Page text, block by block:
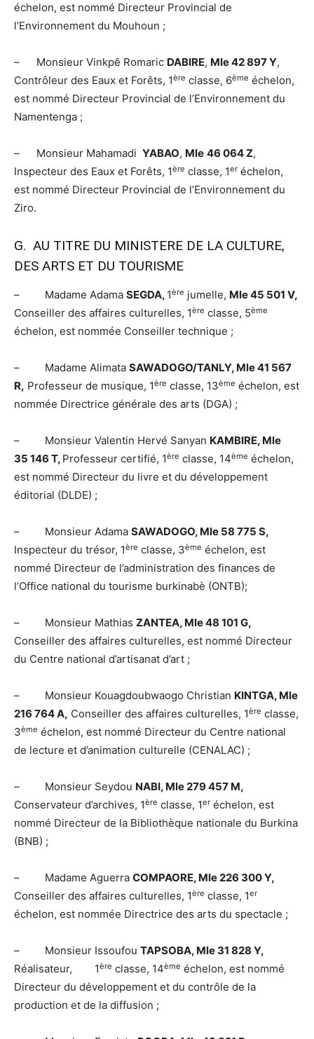
échelon, est nommé Directeur Provincial de
l’Environnement du Mouhoun ;
– Monsieur Vinkpê Romaric DABIRE, Mle 42 897 Y,
Contrôleur des Eaux et Forêts, 1ère classe, 6ème échelon,
est nommé Directeur Provincial de l’Environnement du
Namentenga ;
– Monsieur Mahamadi YABAO, Mle 46 064 Z,
Inspecteur des Eaux et Forêts, 1ère classe, 1er échelon,
est nommé Directeur Provincial de l’Environnement du
Ziro.
G. AU TITRE DU MINISTERE DE LA CULTURE,
DES ARTS ET DU TOURISME
– Madame Adama SEGDA, 1ère jumelle, Mle 45 501 V,
Conseiller des affaires culturelles, 1ère classe, 5ème
échelon, est nommée Conseiller technique ;
– Madame Alimata SAWADOGO/TANLY, Mle 41 567
R, Professeur de musique, 1ère classe, 13ème échelon, est
nommée Directrice générale des arts (DGA) ;
– Monsieur Valentin Hervé Sanyan KAMBIRE, Mle
35 146 T, Professeur certifié, 1ère classe, 14ème échelon,
est nommé Directeur du livre et du développement
éditorial (DLDE) ;
– Monsieur Adama SAWADOGO, Mle 58 775 S,
Inspecteur du trésor, 1ère classe, 3ème échelon, est
nommé Directeur de l’administration des finances de
l’Office national du tourisme burkinabè (ONTB);
– Monsieur Mathias ZANTEA, Mle 48 101 G,
Conseiller des affaires culturelles, est nommé Directeur
du Centre national d’artisanat d’art ;
– Monsieur Kouagdoubwaogo Christian KINTGA, Mle
216 764 A, Conseiller des affaires culturelles, 1ère classe,
3ème échelon, est nommé Directeur du Centre national
de lecture et d’animation culturelle (CENALAC) ;
– Monsieur Seydou NABI, Mle 279 457 M,
Conservateur d’archives, 1ère classe, 1er échelon, est
nommé Directeur de la Bibliothèque nationale du Burkina
(BNB) ;
– Madame Aguerra COMPAORE, Mle 226 300 Y,
Conseiller des affaires culturelles, 1ère classe, 1er
échelon, est nommée Directrice des arts du spectacle ;
– Monsieur Issoufou TAPSOBA, Mle 31 828 Y,
Réalisateur, 1ère classe, 14ème échelon, est nommé
Directeur du développement et du contrôle de la
production et de la diffusion ;